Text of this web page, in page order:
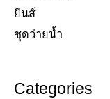
ยีนส์​
ชุดว่ายน้ำ​
Categories